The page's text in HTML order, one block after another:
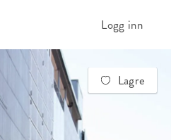
Logg inn
Lagre